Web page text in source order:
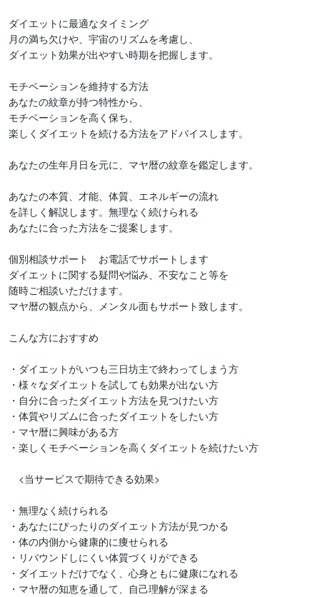
ダイエットに最適なタイミング
月の満ち欠けや、宇宙のリズムを考慮し、
ダイエット効果が出やすい時期を把握します。
モチベーションを維持する方法
あなたの紋章が持つ特性から、
モチベーションを高く保ち、
楽しくダイエットを続ける方法をアドバイスします。
あなたの生年月日を元に、マヤ暦の紋章を鑑定します。
あなたの本質、才能、体質、エネルギーの流れ
を詳しく解説します。無理なく続けられる
あなたに合った方法をご提案します。
個別相談サポート　お電話でサポートします
ダイエットに関する疑問や悩み、不安なこと等を
随時ご相談いただけます。
マヤ暦の観点から、メンタル面もサポート致します。
こんな方におすすめ
・ダイエットがいつも三日坊主で終わってしまう方
・様々なダイエットを試しても効果が出ない方
・自分に合ったダイエット方法を見つけたい方
・体質やリズムに合ったダイエットをしたい方
・マヤ暦に興味がある方
・楽しくモチベーションを高くダイエットを続けたい方
<当サービスで期待できる効果>
・無理なく続けられる
・あなたにぴったりのダイエット方法が見つかる
・体の内側から健康的に痩せられる
・リバウンドしにくい体質づくりができる
・ダイエットだけでなく、心身ともに健康になれる
・マヤ暦の知恵を通して、自己理解が深まる